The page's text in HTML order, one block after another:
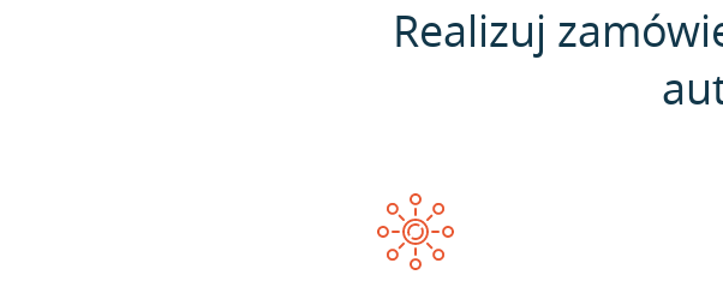
Realizuj